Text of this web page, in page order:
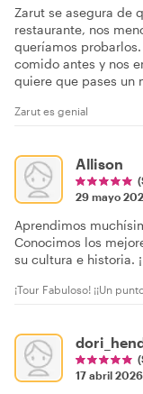
Zarut se asegura de
restaurante, nos
queríamos
comido antes y nos
quiere que pases un
Zarut es genial
Allison
29 mayo
Aprendimos
Conocimos los
su cultura e historia.
¡Tour Fabuloso! ¡¡Un
17 abril 2026